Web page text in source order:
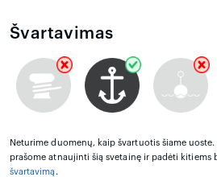
Švartavimas
Neturime duomenų, kaip švartuotis šiame
prašome atnaujinti šią svetainę ir padėti kitiems
švartavimą .